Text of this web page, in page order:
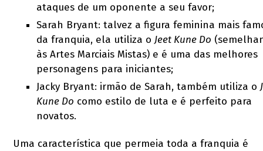
ataques de um oponente a seu favor;
Sarah Bryant: talvez a figura feminina mais
da franquia, ela utiliza oJeet Kune Do
às Artes Marciais Mistas) e é uma das melhores
personagens para iniciantes;
Jacky Bryant: irmão de Sarah, também utiliza o
Kune Do como estilo de luta e é perfeito para
novatos.
Uma característica que permeia toda a franquia é